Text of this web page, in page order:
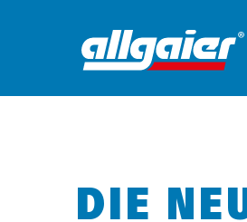
DIE